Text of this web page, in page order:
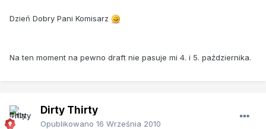
Dzień Dobry Pani Komisarz
Na ten moment na pewno draft nie pasuje mi 4. i 5. października.
Dirty Thirty
Opublikowano 16 Września 2010